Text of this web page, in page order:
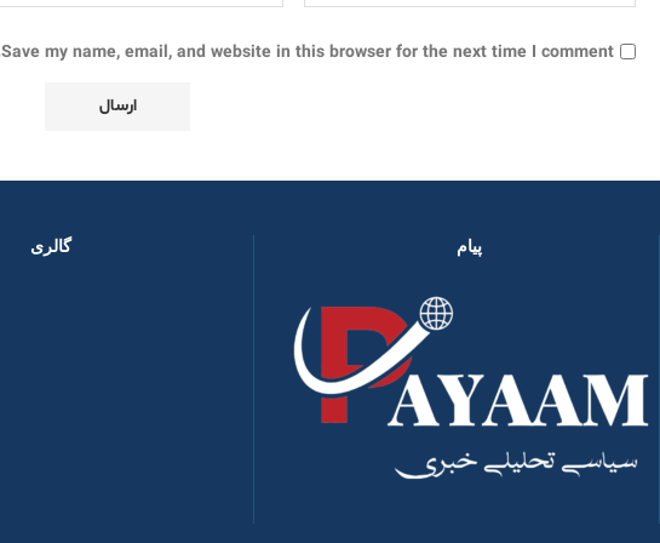
Save my name, email, and website in this browser for the next time I comment.
پیام گالری